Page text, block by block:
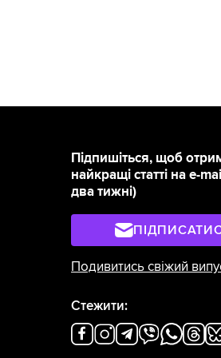
Підпишіться, щоб
найкращі статті на e-
два тижні)
Подивитись свіжий
Стежити: